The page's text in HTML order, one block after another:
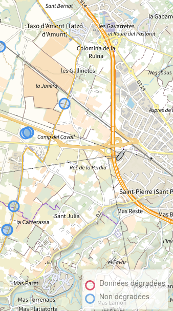
Données dégradées
Non dégradées